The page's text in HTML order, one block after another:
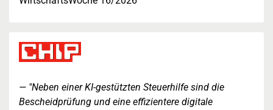
"Neben einer KI-gestützten Steuerhilfe sind die
Bescheidprüfung und eine effizientere digitale